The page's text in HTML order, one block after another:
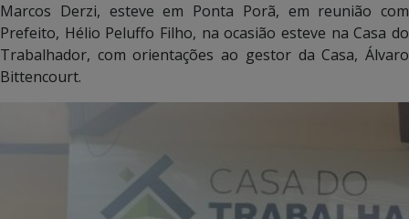
Marcos Derzi, esteve em Ponta Porã, em reunião com
Prefeito, Hélio Peluffo Filho, na ocasião esteve na Casa do
Trabalhador, com orientações ao gestor da Casa, Álvaro
Bittencourt.